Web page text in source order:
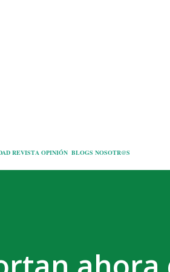
REVISTA OPINIÓN BLOGS NOSOTR@S